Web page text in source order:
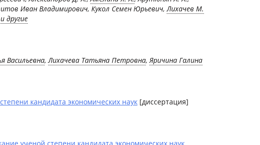
Иван Владимирович, Кукол Семен Юрьевич,Лихачев М.
и другие
Васильевна,Лихачева Татьяна Петровна,Яричина Галина
кандидата экономических наук [диссертация]